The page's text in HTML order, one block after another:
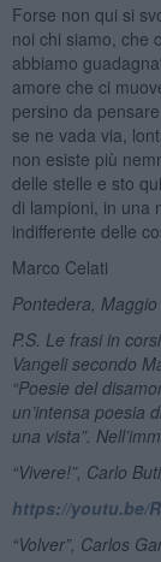
Forse non qui si
noi chi siamo, che
abbiamo
amore che ci
persino da
se ne vada via,
non esiste più
delle stelle e sto
di lampioni, in una
indifferente delle
Marco Celati
Pontedera,
P.S. Le frasi in
Vangeli secondo
“Poesie del
un’intensa poesia
una vista”.
“Vivere!”, Carlo Buti
https://youtu.be/
“Volver”, Carlos